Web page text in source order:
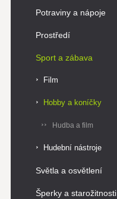
Potraviny a nápoje
Prostředí
Sport a zábava
Film
Hobby a koníčky
Hudba a film
Hudební nástroje
Světla a osvětlení
Šperky a starožitnosti